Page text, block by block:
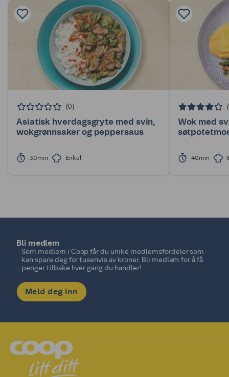
(0)
Asiatisk hverdagsgryte med svin,
wokgrønnsaker og peppersaus
30min Enkel
Wok med
40min
Bli medlem
Som medlem i Coop får du unike medlemsfordeler som
kan spare deg for tusenvis av kroner. Bli medlem for å få
penger tilbake hver gang du handler!
Meld deg inn